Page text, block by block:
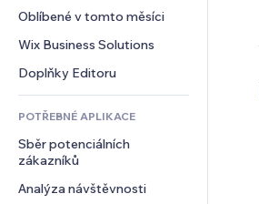
Jídlo a nápoje
Sdílení souborů
Novinky
Tlačítka a nabídky
Bannery a odznaky
Kalkulačky
Vyhledávání
Počasí
Tabulky a grafy
Komentáře
Telefon
Komunita
Reference a recenze
CRM
Oblíbené v tomto měsíci
Wix Business Solutions
Doplňky Editoru
POTŘEBNÉ APLIKACE
Sběr potenciálních
zákazníků
Analýza návštěvnosti